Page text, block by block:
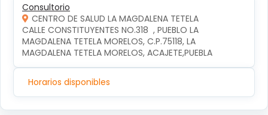
Consultorio
CENTRO DE SALUD LA MAGDALENA TETELA
CALLE CONSTITUYENTES NO.318  , PUEBLO LA
MAGDALENA TETELA MORELOS, C.P.75118, LA
MAGDALENA TETELA MORELOS, ACAJETE,PUEBLA
Horarios disponibles